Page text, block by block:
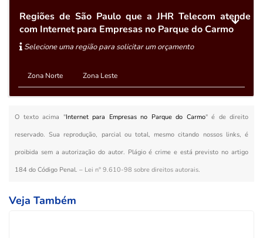
Regiões de São Paulo que a JHR Telecom atende
com Internet para Empresas no Parque do Carmo
Selecione uma região para solicitar um orçamento
Zona Norte Zona Leste
O texto acima "Internet para Empresas no Parque do Carmo" é de direito
reservado. Sua reprodução, parcial ou total, mesmo citando nossos links, é
proibida sem a autorização do autor. Plágio é crime e está previsto no artigo
184 do Código Penal. – Lei n° 9.610-98 sobre direitos autorais.
Veja Também